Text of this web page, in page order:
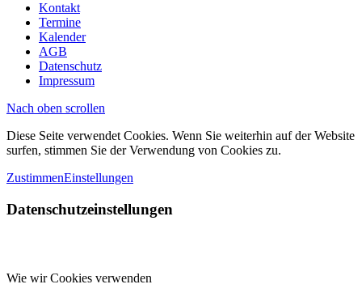
Kontakt
Termine
Kalender
AGB
Datenschutz
Impressum
Nach oben scrollen
Diese Seite verwendet Cookies. Wenn Sie weiterhin auf der Website
surfen, stimmen Sie der Verwendung von Cookies zu.
ZustimmenEinstellungen
Datenschutzeinstellungen
Wie wir Cookies verwenden